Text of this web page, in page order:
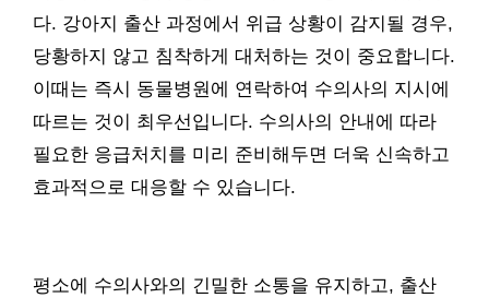
다. 강아지 출산 과정에서 위급 상황이 감지될 경우,
당황하지 않고 침착하게 대처하는 것이 중요합니다.
이때는 즉시 동물병원에 연락하여 수의사의 지시에
따르는 것이 최우선입니다. 수의사의 안내에 따라
필요한 응급처치를 미리 준비해두면 더욱 신속하고
효과적으로 대응할 수 있습니다.
평소에 수의사와의 긴밀한 소통을 유지하고, 출산